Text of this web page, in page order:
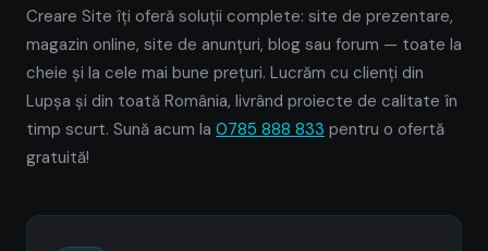
Creare Site îți oferă soluții complete: site de prezentare,
magazin online, site de anunțuri, blog sau forum — toate la
cheie și la cele mai bune prețuri. Lucrăm cu clienți din
Lupşa și din toată România, livrând proiecte de calitate în
timp scurt. Sună acum la 0785 888 833 pentru o ofertă
gratuită!